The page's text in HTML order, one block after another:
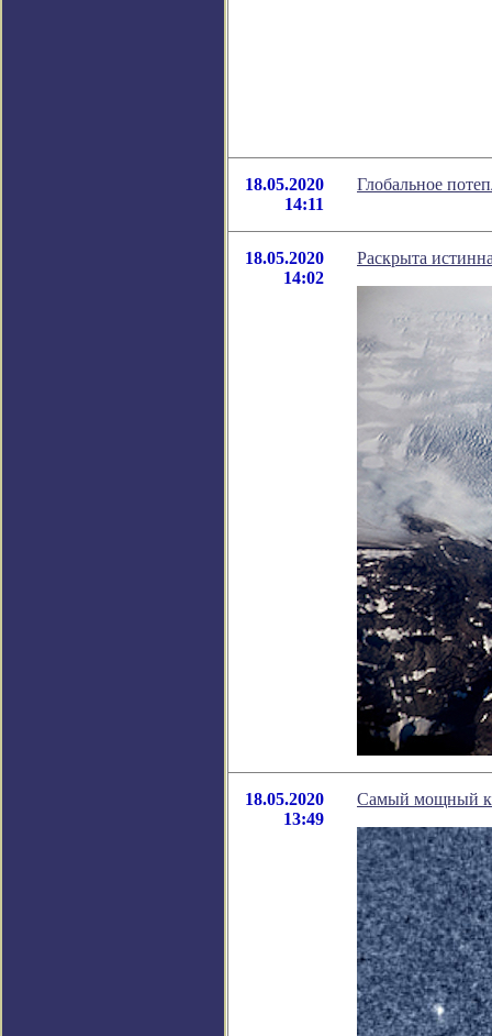
18.05.2020
14:11
Глобальное
18.05.2020
14:02
Раскрыта
18.05.2020
13:49
Самый мощный